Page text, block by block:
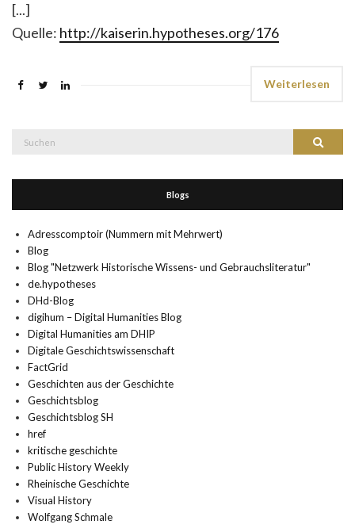
[...]
Quelle: http://kaiserin.hypotheses.org/176
Weiterlesen
Suchen
Blogs
Adresscomptoir (Nummern mit Mehrwert)
Blog
Blog "Netzwerk Historische Wissens- und Gebrauchsliteratur"
de.hypotheses
DHd-Blog
digihum – Digital Humanities Blog
Digital Humanities am DHIP
Digitale Geschichtswissenschaft
FactGrid
Geschichten aus der Geschichte
Geschichtsblog
Geschichtsblog SH
href
kritische geschichte
Public History Weekly
Rheinische Geschichte
Visual History
Wolfgang Schmale